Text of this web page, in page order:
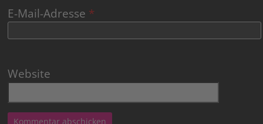
E-Mail-Adresse *
Website